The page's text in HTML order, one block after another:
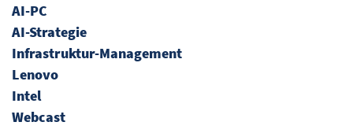
AI-PC
AI-Strategie
Infrastruktur-Management
Lenovo
Intel
Webcast